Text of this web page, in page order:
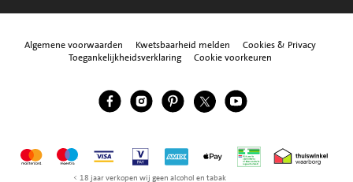
Algemene voorwaarden Kwetsbaarheid melden
Cookies & Privacy
Toegankelijkheidsverklaring
Cookie voorkeuren
Volg ons
Jumbo Facebook
Jumbo Instagram
Jumbo Pinterest
Jumbo Twitter
Jumbo YouTube
MastercardMaestroVisa Vpay American Express
Apple Pay Thuiswinkel
< 18 jaar verkopen wij geen alcohol en tabak